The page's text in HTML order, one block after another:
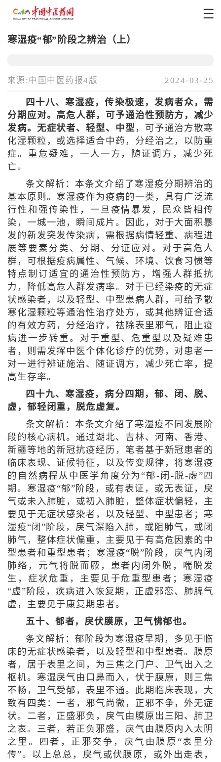
寒湿疫“郁”阶段之辨治（上）
来源:中国中医药报4版 2024-03-25
四十八、寒湿疫，传染极速，发病者众，需
分期应对。高危人群，可予通治性预防方，减少
发病。无症状者、轻型、中型 ，可予通治方散寒
化湿颗粒，或选择适合中药，分经治之，以防重
症。重危疑难，一人一方，随证调方，减少死
亡。
条文解析：本条文介绍了寒湿疫分期辨治的
基本原则。寒湿疫作为疫病的一类，具有广泛流
行性和强传染性，一旦疫情暴发，民众皆相传
染，一城一池，瞬间成片。因此，对于大面积暴
发的新发突发传染病，需根据病情轻重、病程进
展等要素分类、分期、分证应对。对于高危人
群，可根据疫病属性、气候、环境、饮食习惯等
特点制订适宜的通治性预防方，增强人群抵抗
力，降低高危人群发病率。对于已经染疫的无症
状感染者，以及轻型、中型患病人群，可给予散
寒化湿颗粒等通治性治疗处方，或其他辨证合适
的有效方药，分经治疗，祛除表里邪气，阻止疫
病进一步转重。对于重型、危重型以及疑难患
者，则需发挥中医个体化诊疗的优势，对患者一
对一进行辨证施治、随证调方，减少死亡率，提
高生存率。
四十九、寒湿疫，病分四期，郁、闭、脱、
虚，郁轻闭重，脱危虚复。
条文解析：本条文介绍了寒湿疫不同发展阶
段的核心病机。通过湖北、吉林、河南、香港、
新疆等地的新冠抗疫经历，笔者基于新冠患者的
临床表现、证候特征，以及传变规律，将寒湿疫
的自然病程从中医学角度分为“郁-闭-脱-虚”四
期。寒湿疫“郁”阶段，或有表证，或无表证，戾
气或未入肺脏，或初入肺脏，整体症状偏轻，主
要见于无症状感染者，以及轻型、中型患者；寒
湿疫“闭”阶段，戾气深陷入肺，或阻肺气，或闭
肺气，整体症状偏重，主要见于有高危因素的中
型患者和重型患者；寒湿疫“脱”阶段，戾气内闭
肺络，元气将脱而厥，患者内闭外脱，喘脱发
生，症状危重，主要见于危重型患者；寒湿疫
“虚”阶段，疾病进入恢复期，正虚邪恋、肺脾气
虚，主要见于康复期患者。
五十、郁者，戾伏膜原，卫气怫郁也。
条文解析：郁阶段为寒湿疫早期，多见于临
床的无症状感染者，以及轻型和中型患者。膜原
者，居于表里之间，为三焦之门户、卫气出入之
枢机。寒湿戾气由口鼻而入，伏于膜原，则三焦
不畅，卫气受郁，表里不通。此期临床表现，大
致有四类：一者，邪气尚微，正邪不争，外无症
状。二者，正盛邪负，戾气由膜原出三阳、肺卫
之表。三者，若正负邪盛，戾气由膜原内入太阴
之里。四者，正邪交争，戾气由膜原“表里分
传”。以上总总，戾气或伏膜原，或外出走表，